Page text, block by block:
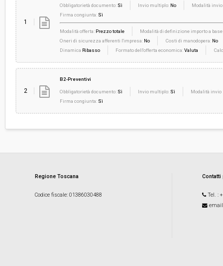
1
Obbligatorietà documento: Sì Invio multiplo: No
Modalità
Firma congiunta: Sì
Modalità offerta: Prezzo totale
Modalità di definizione importo a base
Oneri di sicurezza afferenti l'impresa: No Costi di manodopera: No
Dinamica Ribasso Formato dell'offerta economica:Valuta
2
B2-Preventivi
Obbligatorietà documento: Sì Invio multiplo: Sì
Modalità invio
Firma congiunta: Sì
Regione Toscana
Codice fiscale: 01386030488 Tel. :
email